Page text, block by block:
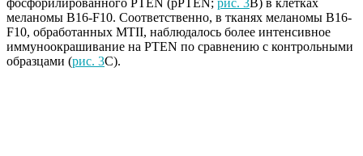
фосфорилированного PTEN (pPTEN; рис. 3B) в клетках
меланомы B16-F10. Соответственно, в тканях меланомы B16-
F10, обработанных MTII, наблюдалось более интенсивное
иммуноокрашивание на PTEN по сравнению с контрольными
образцами (рис. 3C).